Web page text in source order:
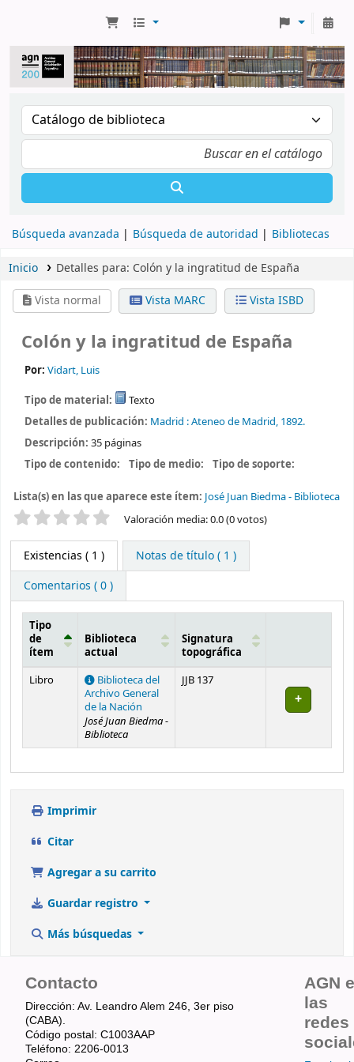
Búsqueda avanzada Búsqueda de autoridad Bibliotecas
Inicio Detalles para: Colón y la ingratitud de España
Vista normal
Vista MARC Vista ISBD
Colón y la ingratitud de España
Por: Vidart, Luis
Tipo de material:
Texto
Detalles de publicación: Madrid :Ateneo de Madrid, 1892.
Descripción: 35 páginas
Tipo de contenido:
Tipo de medio: Tipo de soporte:
Lista(s) en las que aparece este ítem: José Juan Biedma - Biblioteca
Valoración Valoración media: 0.0 (0 votos)
Existencias ( 1 )
Notas de título ( 1 )
Comentarios ( 0 )
Existencias
Tipo
de
ítem
Biblioteca
actual
Signatura
topográfica
Libro
Biblioteca del
Archivo General
de la Nación
José Juan Biedma -
Biblioteca
JJB 137
Imprimir
Citar
Agregar a su carrito
Guardar registro
Más búsquedas
Contacto
Dirección: Av. Leandro Alem 246, 3er piso
(CABA).
Código postal: C1003AAP
Teléfono: 2206-0013
AGN
las
redes